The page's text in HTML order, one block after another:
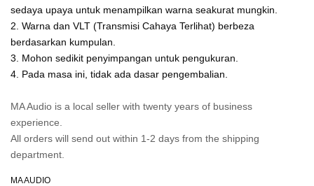
sedaya upaya untuk menampilkan warna seakurat mungkin.
2. Warna dan VLT (Transmisi Cahaya Terlihat) berbeza
berdasarkan kumpulan.
3. Mohon sedikit penyimpangan untuk pengukuran.
4. Pada masa ini, tidak ada dasar pengembalian.
MA Audio is a local seller with twenty years of business
experience.
All orders will send out within 1-2 days from the shipping
department.
MA AUDIO